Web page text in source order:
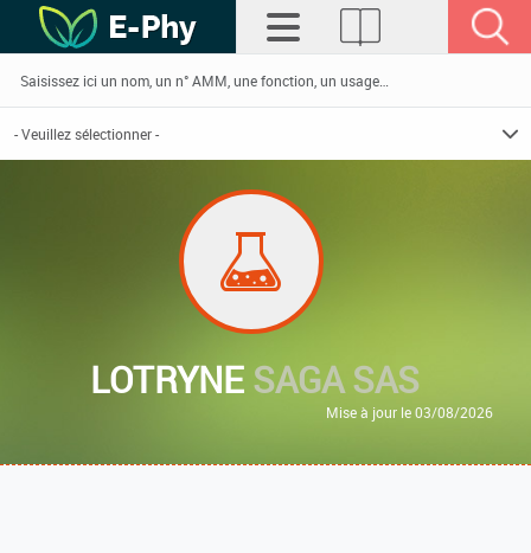
LOTRYNESAGA SAS
Mise à jour le 03/08/2026